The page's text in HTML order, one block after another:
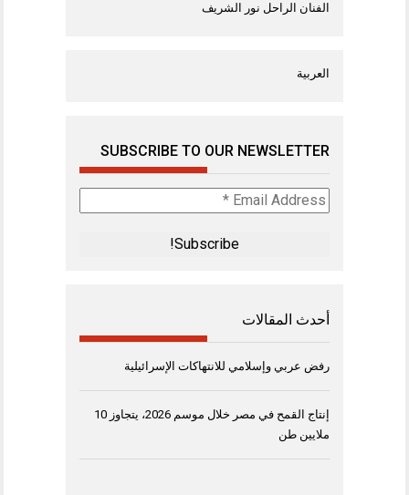
الفنان الراحل نور الشريف
العربية
SUBSCRIBE TO OUR NEWSLETTER
Email
Address
أحدث المقالات
رفض عربي وإسلامي للانتهاكات الإسرائيلية
إنتاج القمح في مصر خلال موسم 2026، يتجاوز 10
ملايين طن